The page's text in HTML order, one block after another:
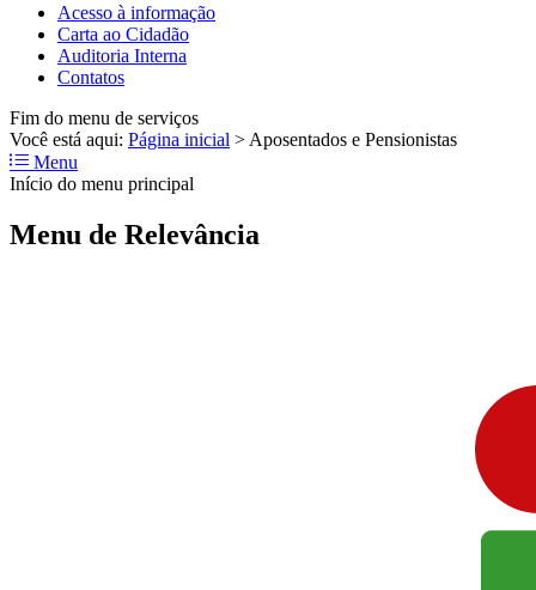
Acesso à informação
Carta ao Cidadão
Auditoria Interna
Contatos
Fim do menu de serviços
Você está aqui: Página inicial > Aposentados e Pensionistas
Menu
Início do menu principal
Menu de Relevância